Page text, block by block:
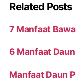
Related Posts
7 Manfaat
6 Manfaat
Manfaat Daun